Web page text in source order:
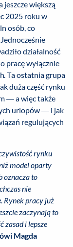
jeszcze większą
2025 roku w
osób, co
działalność
pracę wyłącznie
Ta ostatnia grupa
duża część rynku
— a więc także
urlopów — i jak
regulujących
rynku
model oparty
oznacza to
nie
Rynek pracy już
zaczynają to
zasad i lepsze
Magda